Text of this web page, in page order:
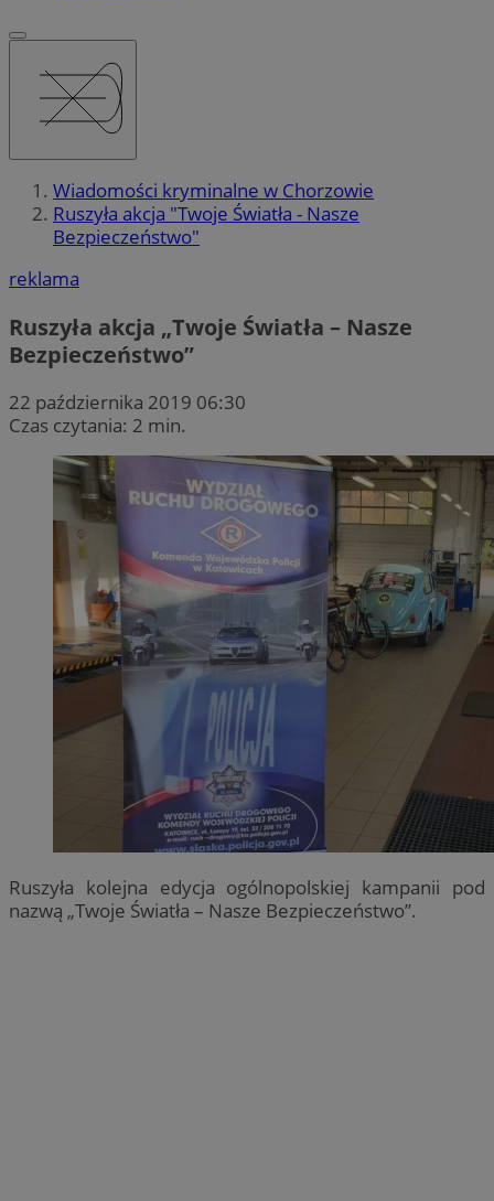
Wiadomości kryminalne w Chorzowie
Ruszyła akcja "Twoje Światła - Nasze
Bezpieczeństwo"
reklama
Ruszyła akcja „Twoje Światła – Nasze
Bezpieczeństwo”
22 października 2019 06:30
Czas czytania: 2 min.
Ruszyła kolejna edycja ogólnopolskiej kampanii pod
nazwą „Twoje Światła – Nasze Bezpieczeństwo”.